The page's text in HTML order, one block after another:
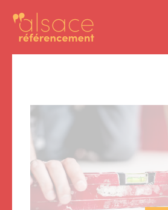
Alsace Référencement Le blog de